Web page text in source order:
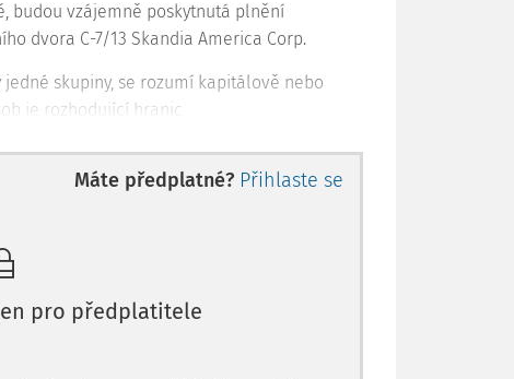
budou vzájemně poskytnutá plnění
dvora C-7/13 Skandia America Corp.
skupiny, se rozumí kapitálově nebo
je rozhodující hranic
Máte předplatné? Přihlaste se
pro předplatitele